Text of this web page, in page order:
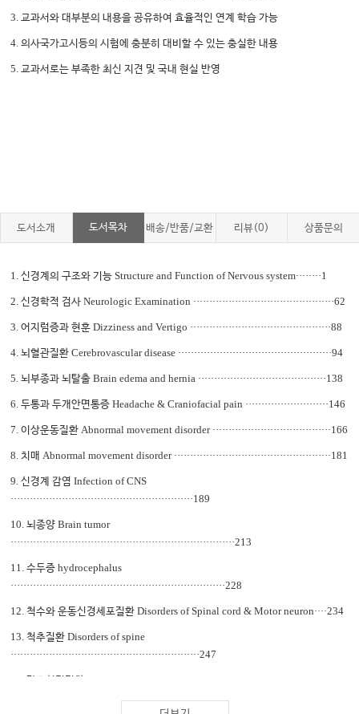
3.교과서와 대부분의 내용을 공유하여 효율적인 연계 학습 가능
4.의사국가고시등의 시험에 충분히 대비할 수 있는 충실한 내용
5.교과서로는 부족한 최신 지견 및 국내 현실 반영
도서소개 도서목차 배송/반품/교환 리뷰(0) 상품문의
1.신경계의 구조와 기능Structure and Function of Nervous system········1
2.신경학적 검사Neurologic Examination ············································62
3.어지럼증과 현훈Dizziness and Vertigo ············································88
4.뇌혈관질환Cerebrovascular disease ················································94
5.뇌부종과 뇌탈출Brain edema and hernia ········································138
6.두통과 두개안면통증Headache & Craniofacial pain ··························146
7.이상운동질환Abnormal movement disorder ·····································166
8.치매Abnormal movement disorder ·················································181
9.신경계 감염Infection of CNS
·························································189
10.뇌종양Brain tumor
······································································213
11.수두증hydrocephalus
···································································228
12. 척수와 운동신경세포질환Disorders of Spinal cord & Motor neuron····234
13. 척추질환Disorders of spine
···························································247
14.
············································266